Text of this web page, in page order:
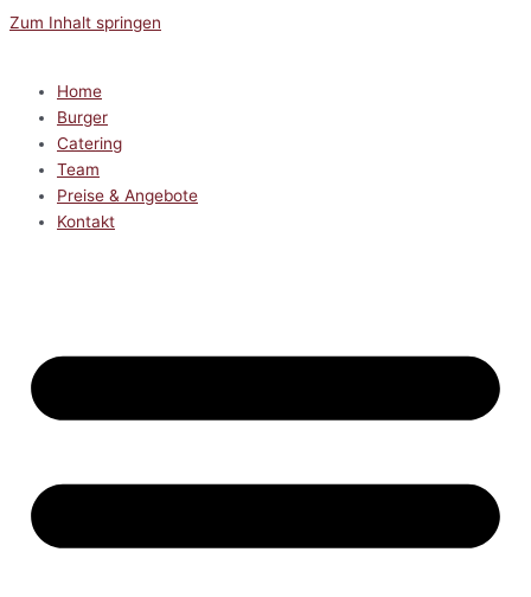
Zum Inhalt springen
Home
Burger
Catering
Team
Preise & Angebote
Kontakt